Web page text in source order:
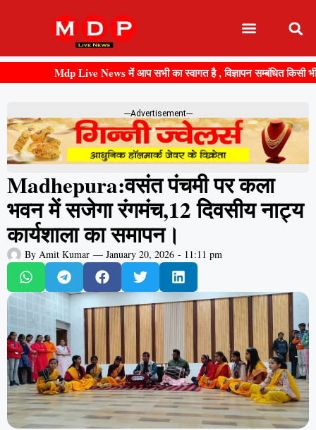
Mdp Live News में आप सभी का स्वागत है , विज्ञापन सम्बंधित किसी भी
---Advertisement---
Madhepura:वसंत पंचमी पर कला
भवन में सजेगा रंगमंच,12 दिवसीय नाट्य
कार्यशाला का समापन।
By Amit Kumar — January 20, 2026 - 11:11 pm